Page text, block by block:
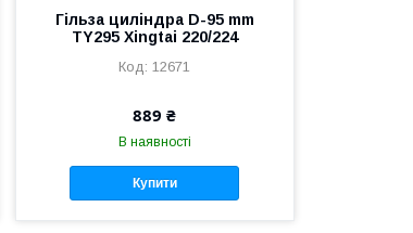
Гільза циліндра D-95 mm
TY295 Xingtai 220/224
12671
889 ₴
В наявності
Купити